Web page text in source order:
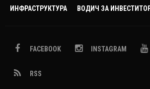
ИНФРАСТРУКТУРА ВОДИЧ ЗА
FACEBOOK INSTAGRAM
RSS